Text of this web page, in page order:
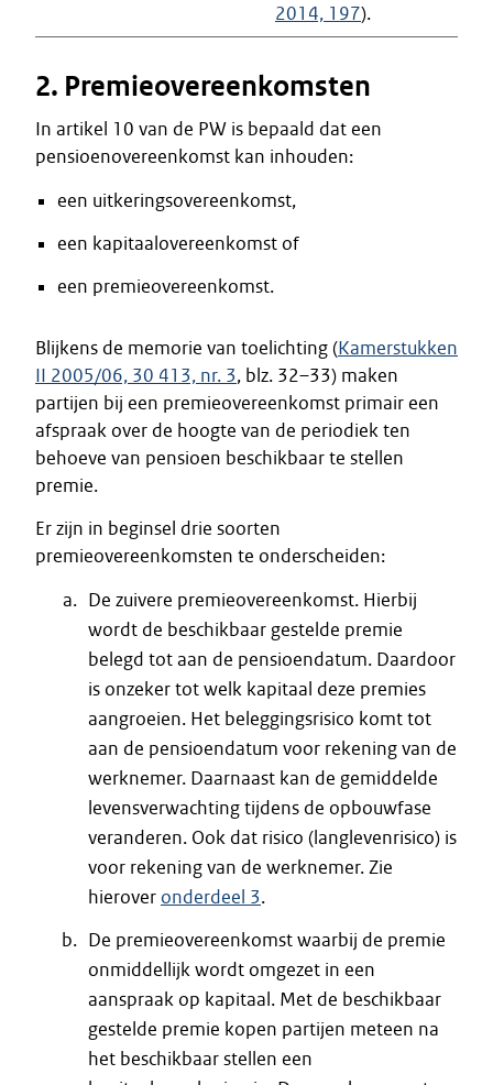
2014, 197).
2. Premieovereenkomsten
In artikel 10 van de PW is bepaald dat een
pensioenovereenkomst kan inhouden:
een uitkeringsovereenkomst,
een kapitaalovereenkomst of
een premieovereenkomst.
Blijkens de memorie van toelichting (Kamerstukken
II 2005/06, 30 413, nr. 3, blz. 32–33) maken
partijen bij een premieovereenkomst primair een
afspraak over de hoogte van de periodiek ten
behoeve van pensioen beschikbaar te stellen
premie.
Er zijn in beginsel drie soorten
premieovereenkomsten te onderscheiden:
De zuivere premieovereenkomst. Hierbij
wordt de beschikbaar gestelde premie
belegd tot aan de pensioendatum. Daardoor
is onzeker tot welk kapitaal deze premies
aangroeien. Het beleggingsrisico komt tot
aan de pensioendatum voor rekening van de
werknemer. Daarnaast kan de gemiddelde
levensverwachting tijdens de opbouwfase
veranderen. Ook dat risico (langlevenrisico) is
voor rekening van de werknemer. Zie
hierover onderdeel 3.
De premieovereenkomst waarbij de premie
onmiddellijk wordt omgezet in een
aanspraak op kapitaal. Met de beschikbaar
gestelde premie kopen partijen meteen na
het beschikbaar stellen een